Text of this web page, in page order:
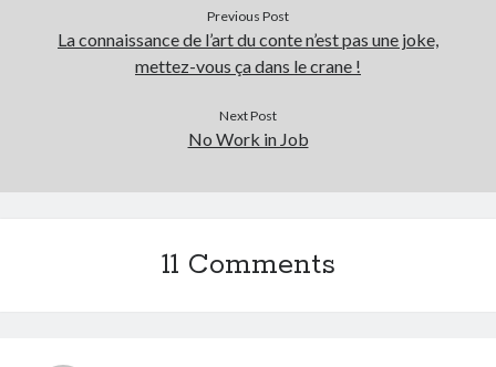
Previous Post
La connaissance de l’art du conte n’est pas une joke,
mettez-vous ça dans le crane !
Next Post
No Work in Job
11 Comments